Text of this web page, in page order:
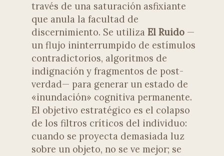
través de una saturación asfixiante
que anula la facultad de
discernimiento. Se utiliza El Ruido—
un flujo ininterrumpido de estímulos
contradictorios, algoritmos de
indignación y fragmentos de post-
verdad— para generar un estado de
«inundación» cognitiva permanente.
El objetivo estratégico es el colapso
de los filtros críticos del individuo:
cuando se proyecta demasiada luz
sobre un objeto, no se ve mejor; se